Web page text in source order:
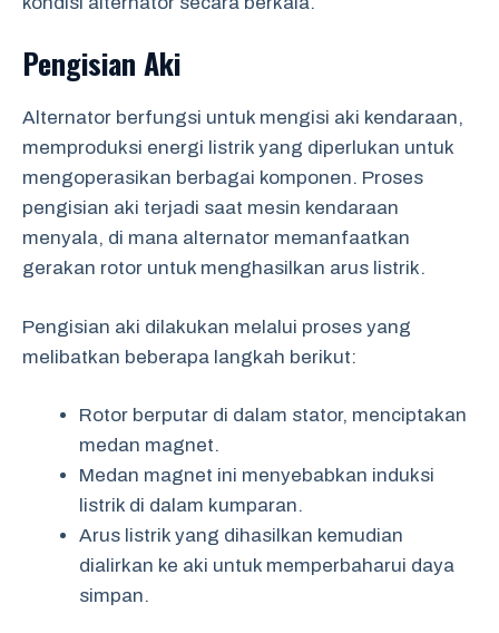
Pengisian Aki
Alternator berfungsi untuk mengisi aki kendaraan,
memproduksi energi listrik yang diperlukan untuk
mengoperasikan berbagai komponen. Proses
pengisian aki terjadi saat mesin kendaraan
menyala, di mana alternator memanfaatkan
gerakan rotor untuk menghasilkan arus listrik.
Pengisian aki dilakukan melalui proses yang
melibatkan beberapa langkah berikut:
Rotor berputar di dalam stator, menciptakan
medan magnet.
Medan magnet ini menyebabkan induksi
listrik di dalam kumparan.
Arus listrik yang dihasilkan kemudian
dialirkan ke aki untuk memperbaharui daya
simpan.